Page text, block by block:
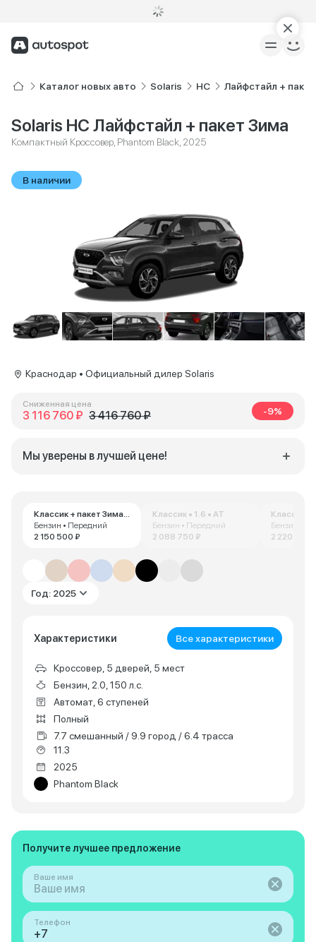
Каталог новых авто Solaris HC Лайфстайл +
Solaris HC Лайфстайл + пакет Зима
Компактный Кроссовер, Phantom Black, 2025
В наличии
Классик + пакет Зима • 1.6 • AT
Бензин • Передний
2 150 500 ₽
Классик • 1.6 • AT
Бензин • Передний
2 088 750 ₽
Классик •
Бензин •
2 220 000
Год: 2025
Характеристики Все характеристики
Кроссовер, 5 дверей, 5 мест
Бензин, 2.0, 150 л.с.
Автомат, 6 ступеней
Полный
7.7 смешанный / 9.9 город / 6.4 трасса
11.3
2025
Phantom Black
Краснодар • Официальный дилер Solaris
Сниженная цена
3 116 760 ₽ 3 416 760 ₽ -9%
Мы уверены в лучшей цене!
Получите лучшее предложение
Ваше имя
Телефон